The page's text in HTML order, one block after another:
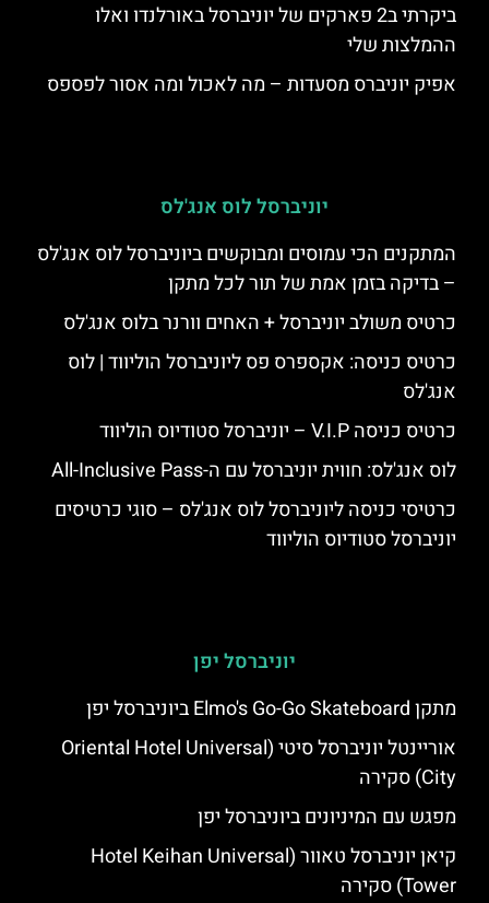
ביקרתי ב2 פארקים של יוניברסל באורלנדו ואלו
ההמלצות שלי
אפיק יוניברס מסעדות – מה לאכול ומה אסור לפספס
יוניברסל לוס אנג'לס
המתקנים הכי עמוסים ומבוקשים ביוניברסל לוס אנג'לס
– בדיקה בזמן אמת של תור לכל מתקן
כרטיס משולב יוניברסל + האחים וורנר בלוס אנג'לס
כרטיס כניסה: אקספרס פס ליוניברסל הוליווד | לוס
אנג'לס
כרטיס כניסה V.I.P – יוניברסל סטודיוס הוליווד
לוס אנג'לס: חווית יוניברסל עם ה-All-Inclusive Pass
כרטיסי כניסה ליוניברסל לוס אנג'לס – סוגי כרטיסים
יוניברסל סטודיוס הוליווד
יוניברסל יפן
מתקן Elmo's Go-Go Skateboard ביוניברסל יפן
אוריינטל יוניברסל סיטי (Oriental Hotel Universal
City) סקירה
מפגש עם המיניונים ביוניברסל יפן
קיאן יוניברסל טאוור (Hotel Keihan Universal
Tower) סקירה